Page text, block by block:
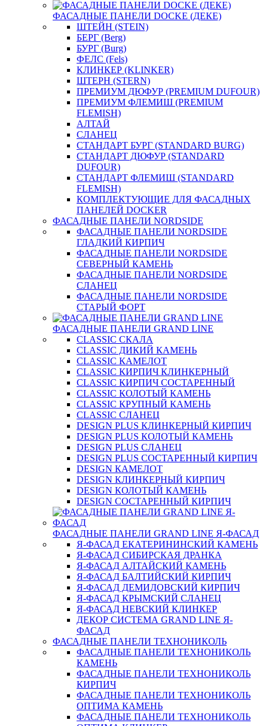
ФАСАДНЫЕ ПАНЕЛИ DOCKE (ДЕКЕ)
ШТЕЙН (STEIN)
БЕРГ (Berg)
БУРГ (Burg)
ФЕЛС (Fels)
КЛИНКЕР (KLINKER)
ШТЕРН (STERN)
ПРЕМИУМ ДЮФУР (PREMIUM DUFOUR)
ПРЕМИУМ ФЛЕМИШ (PREMIUM
FLEMISH)
АЛТАЙ
СЛАНЕЦ
СТАНДАРТ БУРГ (STANDARD BURG)
СТАНДАРТ ДЮФУР (STANDARD
DUFOUR)
СТАНДАРТ ФЛЕМИШ (STANDARD
FLEMISH)
КОМПЛЕКТУЮЩИЕ ДЛЯ ФАСАДНЫХ
ПАНЕЛЕЙ DOCKER
ФАСАДНЫЕ ПАНЕЛИ NORDSIDE
ФАСАДНЫЕ ПАНЕЛИ NORDSIDE
ГЛАДКИЙ КИРПИЧ
ФАСАДНЫЕ ПАНЕЛИ NORDSIDE
СЕВЕРНЫЙ КАМЕНЬ
ФАСАДНЫЕ ПАНЕЛИ NORDSIDE
СЛАНЕЦ
ФАСАДНЫЕ ПАНЕЛИ NORDSIDE
СТАРЫЙ ФОРТ
ФАСАДНЫЕ ПАНЕЛИ GRAND LINE
CLASSIC СКАЛА
CLASSIC ДИКИЙ КАМЕНЬ
CLASSIC КАМЕЛОТ
CLASSIC КИРПИЧ КЛИНКЕРНЫЙ
CLASSIC КИРПИЧ СОСТАРЕННЫЙ
CLASSIC КОЛОТЫЙ КАМЕНЬ
CLASSIC КРУПНЫЙ КАМЕНЬ
CLASSIC СЛАНЕЦ
DESIGN PLUS КЛИНКЕРНЫЙ КИРПИЧ
DESIGN PLUS КОЛОТЫЙ КАМЕНЬ
DESIGN PLUS СЛАНЕЦ
DESIGN PLUS СОСТАРЕННЫЙ КИРПИЧ
DESIGN КАМЕЛОТ
DESIGN КЛИНКЕРНЫЙ КИРПИЧ
DESIGN КОЛОТЫЙ КАМЕНЬ
DESIGN СОСТАРЕННЫЙ КИРПИЧ
ФАСАДНЫЕ ПАНЕЛИ GRAND LINE Я-ФАСАД
Я-ФАСАД ЕКАТЕРИНИНСКИЙ КАМЕНЬ
Я-ФАСАД СИБИРСКАЯ ДРАНКА
Я-ФАСАД АЛТАЙСКИЙ КАМЕНЬ
Я-ФАСАД БАЛТИЙСКИЙ КИРПИЧ
Я-ФАСАД ДЕМИДОВСКИЙ КИРПИЧ
Я-ФАСАД КРЫМСКИЙ СЛАНЕЦ
Я-ФАСАД НЕВСКИЙ КЛИНКЕР
ДЕКОР СИСТЕМА GRAND LINE Я-
ФАСАД
ФАСАДНЫЕ ПАНЕЛИ ТЕХНОНИКОЛЬ
ФАСАДНЫЕ ПАНЕЛИ ТЕХНОНИКОЛЬ
КАМЕНЬ
ФАСАДНЫЕ ПАНЕЛИ ТЕХНОНИКОЛЬ
КИРПИЧ
ФАСАДНЫЕ ПАНЕЛИ ТЕХНОНИКОЛЬ
ОПТИМА КАМЕНЬ
ФАСАДНЫЕ ПАНЕЛИ ТЕХНОНИКОЛЬ